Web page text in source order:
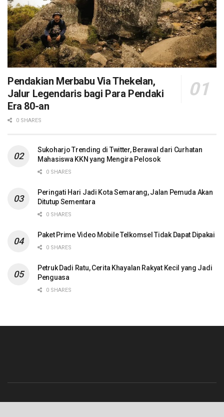
Pendakian Merbabu Via Thekelan,
Jalur Legendaris bagi Para Pendaki
Era 80-an
0 SHARES
Sukoharjo Trending di Twitter, Berawal dari Curhatan
Mahasiswa KKN yang Mengira Pelosok
0 SHARES
Peringati Hari Jadi Kota Semarang, Jalan Pemuda Akan
Ditutup Sementara
0 SHARES
Paket Prime Video Mobile Telkomsel Tidak Dapat Dipakai
0 SHARES
Petruk Dadi Ratu, Cerita Khayalan Rakyat Kecil yang Jadi
Penguasa
0 SHARES